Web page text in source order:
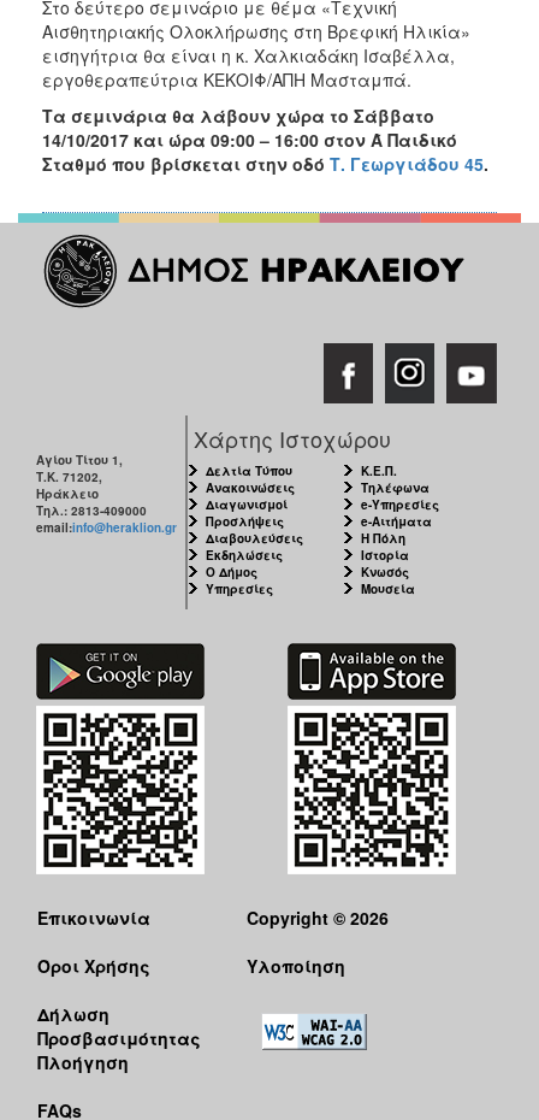
ΑΝΘΕΚΤΙΚΗ
ΠΟΛΗ
Στο δεύτερο σεμινάριο με θέμα «Τεχνική
Αισθητηριακής Ολοκλήρωσης στη Βρεφική Ηλικία»
εισηγήτρια θα είναι η κ. Χαλκιαδάκη Ισαβέλλα,
εργοθεραπεύτρια ΚΕΚΟΙΦ/ΑΠΗ Μασταμπά.
Τα σεμινάρια θα λάβουν χώρα το Σάββατο
14/10/2017 και ώρα 09:00 – 16:00 στον Ά Παιδικό
Σταθμό που βρίσκεται στην οδό Τ. Γεωργιάδου 45.
Αγίου Τίτου 1,
Τ.Κ. 71202,
Ηράκλειο
Τηλ.: 2813-409000
email:info@heraklion.gr
Χάρτης Ιστοχώρου
Δελτία Τύπου
Ανακοινώσεις
Διαγωνισμοί
Προσλήψεις
Διαβουλεύσεις
Εκδηλώσεις
Ο Δήμος
Υπηρεσίες
Κ.Ε.Π.
Τηλέφωνα
e-Υπηρεσίες
e-Αιτήματα
Η Πόλη
Ιστορία
Κνωσός
Μουσεία
Επικοινωνία
Όροι Χρήσης
Δήλωση
Προσβασιμότητας
Πλοήγηση
FAQs
Copyright © 2026
Υλοποίηση